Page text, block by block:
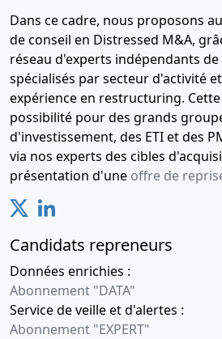
Dans ce cadre, nous proposons
de conseil en Distressed M&A,
réseau d'experts indépendants
spécialisés par secteur d'activité
expérience en restructuring.
possibilité pour des grands
d'investissement, des ETI et des
via nos experts des cibles
présentation d'une offre de
Candidats repreneurs
Données enrichies :
Abonnement "DATA"
Service de veille et d'alertes :
Abonnement "EXPERT"